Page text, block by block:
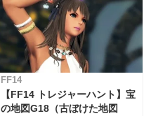
FF14
【FF14 トレジャーハント】宝
の地図G18（古ぼけた地図